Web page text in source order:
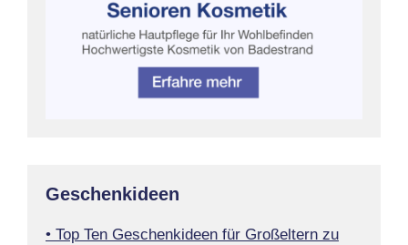
Geschenkideen
• Top Ten Geschenkideen für Großeltern zu